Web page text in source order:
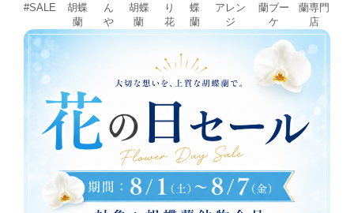
#SALE
胡蝶
蘭
ん
や
胡蝶
蘭
り
花
蝶
蘭
アレン
ジ
蘭ブー
ケ
蘭専門
店